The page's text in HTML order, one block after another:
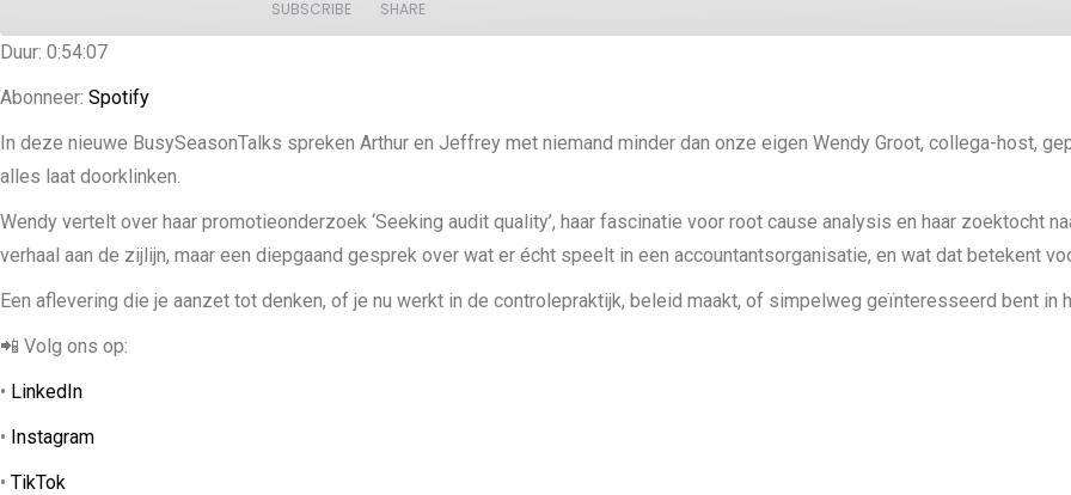
SUBSCRIBE SHARE
RSS FEED
LINK
EMBED
Duur: 0:54:07
Abonneer: Spotify
In deze nieuwe BusySeasonTalks spreken Arthur en Jeffrey met niemand minder dan onze eigen Wendy Groot, collega-host,
alles laat doorklinken.
Wendy vertelt over haar promotieonderzoek ‘Seeking audit quality’, haar fascinatie voor root cause analysis en haar zoektocht
verhaal aan de zijlijn, maar een diepgaand gesprek over wat er écht speelt in een accountantsorganisatie, en wat dat betekent
Een aflevering die je aanzet tot denken, of je nu werkt in de controlepraktijk, beleid maakt, of simpelweg geïnteresseerd bent in
📲 Volg ons op:
• LinkedIn
• Instagram
• TikTok